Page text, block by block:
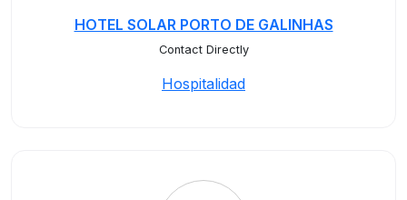
HOTEL SOLAR PORTO DE GALINHAS
Contact Directly
Hospitalidad